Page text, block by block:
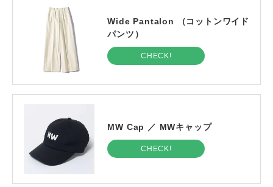
Wide Pantalon （コットンワイド
パンツ）
CHECK!
MW Cap ／ MWキャップ
CHECK!